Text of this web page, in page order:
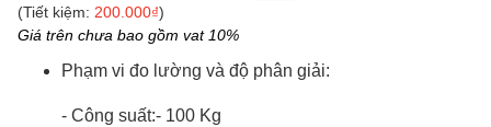
(Tiết kiệm: 200.000₫)
Giá trên chưa bao gồm vat 10%
Phạm vi đo lường và độ phân giải:
- Công suất:- 100 Kg